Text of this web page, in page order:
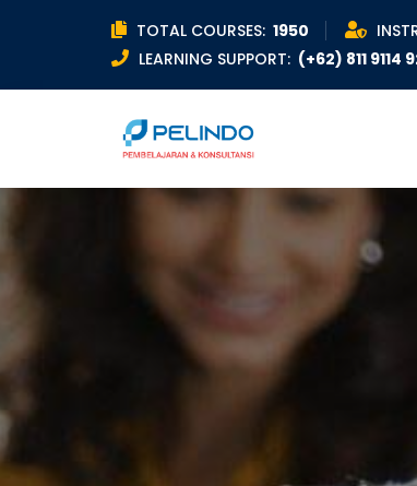
TOTAL COURSES: 1950
LEARNING SUPPORT: (+62) 811 9114